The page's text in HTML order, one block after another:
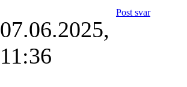
07.06.2025,
11:36
Post svar